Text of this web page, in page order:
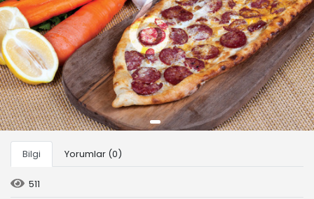
Bilgi Yorumlar (0)
511